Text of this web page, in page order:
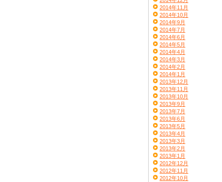
2014年11月
2014年10月
2014年9月
2014年7月
2014年6月
2014年5月
2014年4月
2014年3月
2014年2月
2014年1月
2013年12月
2013年11月
2013年10月
2013年9月
2013年7月
2013年6月
2013年5月
2013年4月
2013年3月
2013年2月
2013年1月
2012年12月
2012年11月
2012年10月